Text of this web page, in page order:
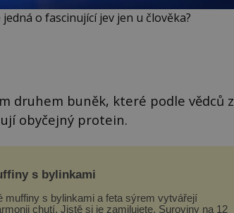
o fascinující jev jen u člověka?
druhem buněk, které podle vědců z
obyčejný protein.
s bylinkami
muffiny s bylinkami a feta sýrem vytvářejí
chutí. Jistě si je zamilujete. Suroviny na 12